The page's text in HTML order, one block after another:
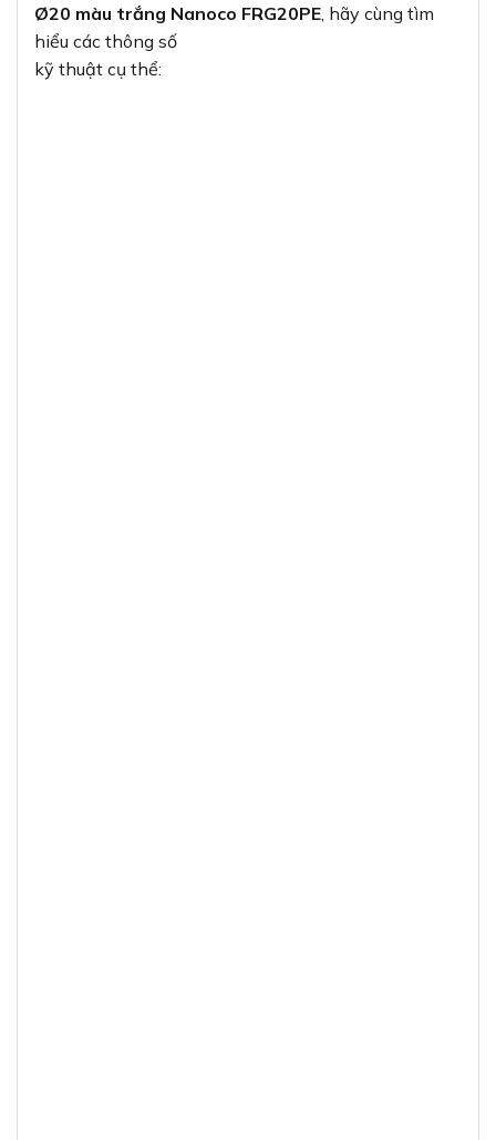
Ø20 màu trắng Nanoco FRG20PE , hãy cùng tìm
hiểu các thông số
kỹ thuật cụ thể: